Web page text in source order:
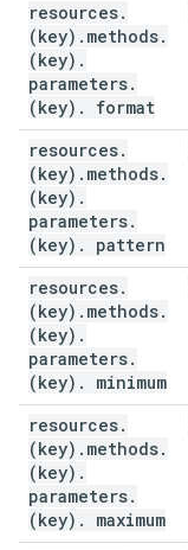
resources.
(key) . methods.
(key) .
parameters.
(key) . format
resources.
(key) . methods.
(key) .
parameters.
(key) . pattern
resources.
(key) . methods.
(key) .
parameters.
(key) . minimum
resources.
(key) . methods.
(key) .
parameters.
(key) . maximum